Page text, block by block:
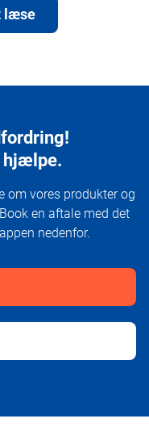
læse
hjælpe.
vores produkter og
en aftale med det
nedenfor.